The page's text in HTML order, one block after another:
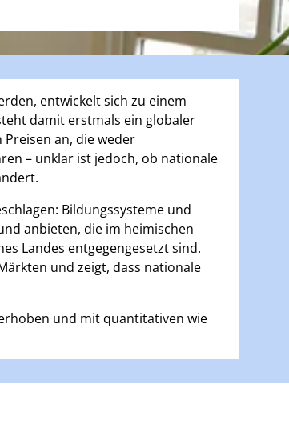
entwickelt sich zu einem
damit erstmals ein globaler
an, die weder
– unklar ist jedoch, ob nationale
Bildungssysteme und
anbieten, die im heimischen
Landes entgegengesetzt sind.
und zeigt, dass nationale
und mit quantitativen wie